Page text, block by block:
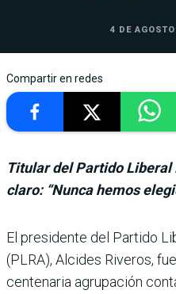
4 DE
Compartir en redes
Titular del Partido
claro: “Nunca hemos
El presidente del Partido
(PLRA), Alcides Riveros,
cen­tenaria agrupación